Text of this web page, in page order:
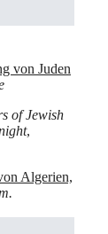
von Juden
of Jewish
,
Algerien,